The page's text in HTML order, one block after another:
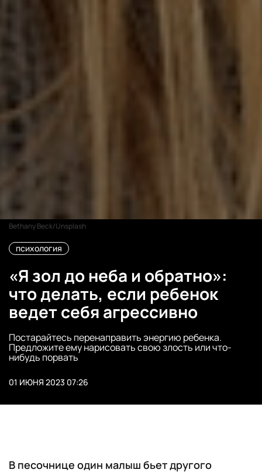
Bethany Beck/Unsplash
психология
«Я зол до неба и обратно»:
что делать, если ребенок
ведет себя агрессивно
Постарайтесь перенаправить энергию ребенка.
Предложите ему нарисовать свою злость или что-
нибудь порвать
01 ИЮНЯ 2023 07:26
В песочнице один малыш бьет другого